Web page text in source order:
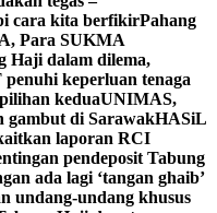
cara kita berfikirPahang
Para SUKMA
Haji dalam dilema,
keperluan tenaga
keduaUNIMAS,
gambut di SarawakHASiL
laporan RCI
pendeposit Tabung
ada lagi ‘tangan ghaib’
undang-undang khusus